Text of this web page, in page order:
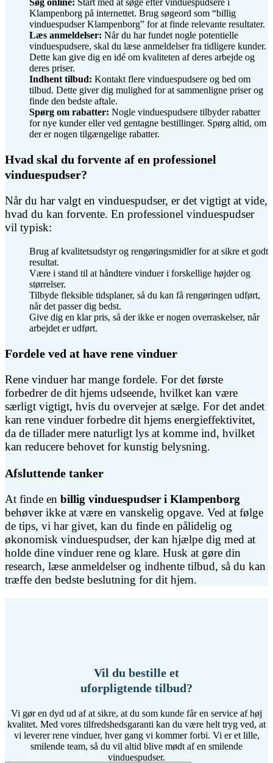
Klampenborg på internettet. Brug søgeord som “billig
vinduespudser Klampenborg” for at finde relevante resultater.
Læs anmeldelser: Når du har fundet nogle potentielle
vinduespudsere, skal du læse anmeldelser fra tidligere kunder.
Dette kan give dig en idé om kvaliteten af deres arbejde og
deres priser.
Indhent tilbud: Kontakt flere vinduespudsere og bed om
tilbud. Dette giver dig mulighed for at sammenligne priser og
finde den bedste aftale.
Spørg om rabatter: Nogle vinduespudsere tilbyder rabatter
for nye kunder eller ved gentagne bestillinger. Spørg altid, om
der er nogen tilgængelige rabatter.
Hvad skal du forvente af en professionel
vinduespudser?
Når du har valgt en vinduespudser, er det vigtigt at vide,
hvad du kan forvente. En professionel vinduespudser
vil typisk:
Brug af kvalitetsudstyr og rengøringsmidler for at sikre et godt
resultat.
Være i stand til at håndtere vinduer i forskellige højder og
størrelser.
Tilbyde fleksible tidsplaner, så du kan få rengøringen udført,
når det passer dig bedst.
Give dig en klar pris, så der ikke er nogen overraskelser, når
arbejdet er udført.
Fordele ved at have rene vinduer
Rene vinduer har mange fordele. For det første
forbedrer de dit hjems udseende, hvilket kan være
særligt vigtigt, hvis du overvejer at sælge. For det andet
kan rene vinduer forbedre dit hjems energieffektivitet,
da de tillader mere naturligt lys at komme ind, hvilket
kan reducere behovet for kunstig belysning.
Afsluttende tanker
At finde en billig vinduespudser i Klampenborg
behøver ikke at være en vanskelig opgave. Ved at følge
de tips, vi har givet, kan du finde en pålidelig og
økonomisk vinduespudser, der kan hjælpe dig med at
holde dine vinduer rene og klare. Husk at gøre din
research, læse anmeldelser og indhente tilbud, så du kan
træffe den bedste beslutning for dit hjem.
Vil du bestille et
uforpligtende tilbud?
Vi gør en dyd ud af at sikre, at du som kunde får en service af høj
kvalitet. Med vores tilfredshedsgaranti kan du være helt tryg ved, at
vi leverer rene vinduer, hver gang vi kommer forbi. Vi er et lille,
smilende team, så du vil altid blive mødt af en smilende
vinduespudser.